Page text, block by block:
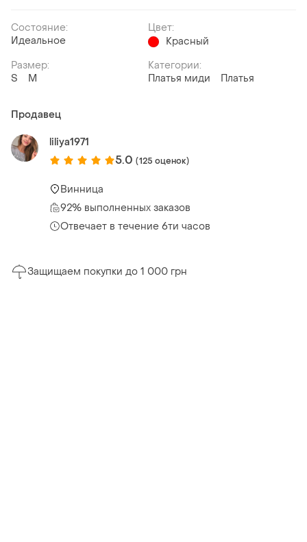
Состояние:
Идеальное
Цвет:
Красный
Размер:
S
M
Категории:
Платья миди
Платья
Продавец
liliya1971
5.0 (125 оценок)
Винница
92% выполненных заказов
Отвечает в течение 6ти часов
Защищаем покупки до 1 000 грн